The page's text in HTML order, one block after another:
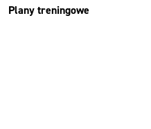
Plany treningowe